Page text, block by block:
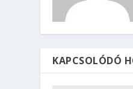
KAPCSOLÓDÓ